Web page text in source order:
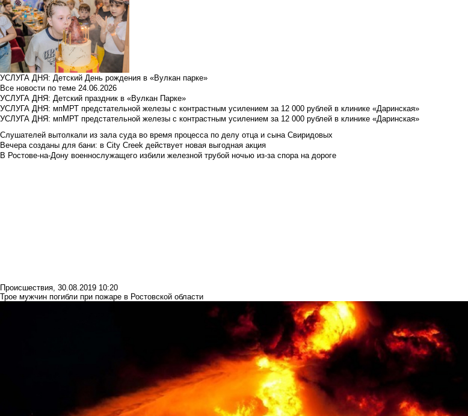
УСЛУГА ДНЯ: Детский День рождения в «Вулкан парке»
Все новости по теме 24.06.2026
УСЛУГА ДНЯ: Детский праздник в «Вулкан Парке»
УСЛУГА ДНЯ: мпМРТ предстательной железы с контрастным усилением за 12 000 рублей в клинике «Даринская»
УСЛУГА ДНЯ: мпМРТ предстательной железы с контрастным усилением за 12 000 рублей в клинике «Даринская»
Слушателей вытолкали из зала суда во время процесса по делу отца и сына Свиридовых
Вечера созданы для бани: в City Creek действует новая выгодная акция
В Ростове-на-Дону военнослужащего избили железной трубой ночью из-за спора на дороге
Происшествия, 30.08.2019 10:20
Трое мужчин погибли при пожаре в Ростовской области